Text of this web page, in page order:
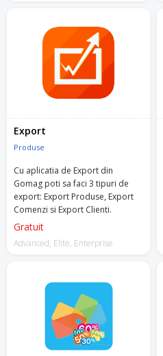
Export
Produse
Cu aplicatia de Export din
Gomag poti sa faci 3 tipuri de
export: Export Produse, Export
Comenzi si Export Clienti.
Gratuit
Advanced, Elite, Enterprise